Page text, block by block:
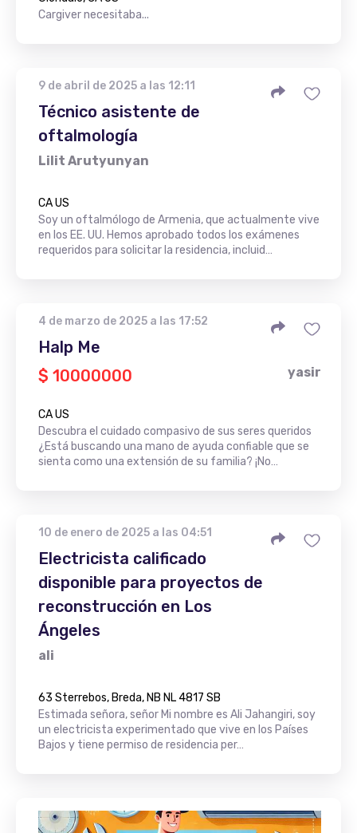
Cargiver necesitaba...
9 de abril de 2025 a las 12:11
Técnico asistente de
oftalmología
Lilit Arutyunyan
CA US
Soy un oftalmólogo de Armenia, que actualmente vive
en los EE. UU. Hemos aprobado todos los exámenes
requeridos para solicitar la residencia, incluid…
4 de marzo de 2025 a las 17:52
Halp Me
$ 10000000
yasir
CA US
Descubra el cuidado compasivo de sus seres queridos
¿Está buscando una mano de ayuda confiable que se
sienta como una extensión de su familia? ¡No…
10 de enero de 2025 a las 04:51
Electricista calificado
disponible para proyectos de
reconstrucción en Los
Ángeles
ali
63 Sterrebos, Breda, NB NL 4817 SB
Estimada señora, señor Mi nombre es Ali Jahangiri, soy
un electricista experimentado que vive en los Países
Bajos y tiene permiso de residencia per…